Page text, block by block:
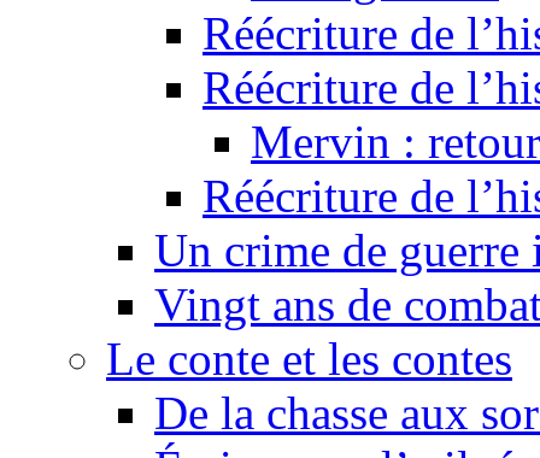
Réécriture de
Réécriture de
Mervin :
Réécriture de
Un crime de guerre
Vingt ans de
Le conte et les contes
De la chasse aux